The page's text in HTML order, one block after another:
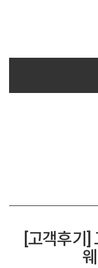
[고객후기]